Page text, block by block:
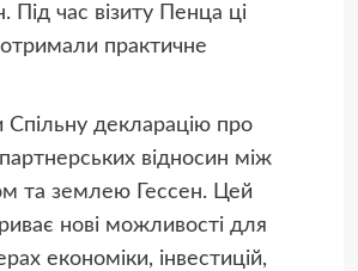
Під час візиту Пенца ці
практичне
Спільну декларацію про
відносин між
та землею Гессен. Цей
нові можливості для
економіки, інвестицій,